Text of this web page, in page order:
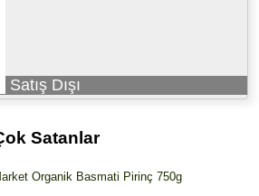
Satış Dışı
Satanlar
Organik Basmati Pirinç 750g